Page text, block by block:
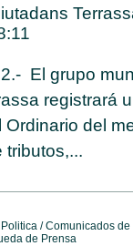
El grupo
registrará
del
tributos,...
/Comunicados de
de Prensa